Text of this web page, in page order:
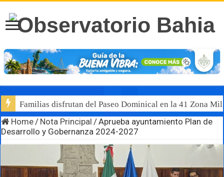
Familias disfrutan del Paseo Dominical en la 41 Zona
Home / Nota Principal /Aprueba ayuntamiento Plan de
Desarrollo y Gobernanza 2024-2027